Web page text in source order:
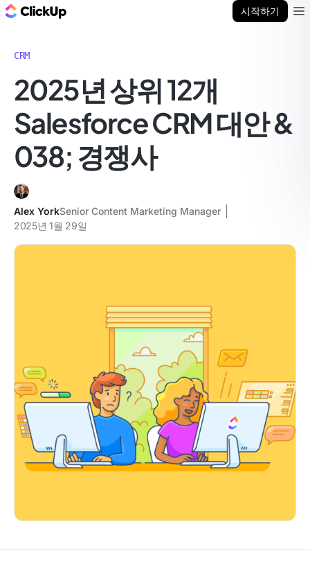
시작하기
CRM
2025년 상위 12개
Salesforce CRM 대안 &
038; 경쟁사
Alex YorkSenior Content Marketing Manager
2025년 1월 29일